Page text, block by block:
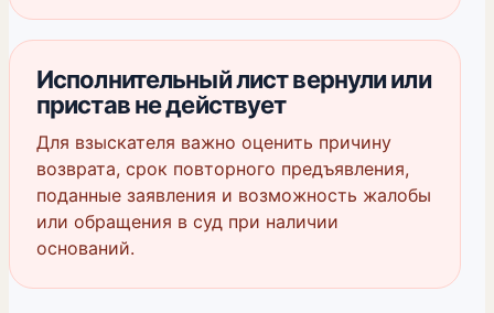
Исполнительный лист вернули или
пристав не действует
Для взыскателя важно оценить причину
возврата, срок повторного предъявления,
поданные заявления и возможность жалобы
или обращения в суд при наличии
оснований.